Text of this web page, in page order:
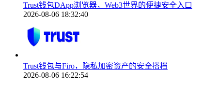
Trust钱包DApp浏览器，Web3世界的便捷安全入口
2026-08-06 18:32:40
Trust钱包与Firo，隐私加密资产的安全搭档
2026-08-06 16:22:54